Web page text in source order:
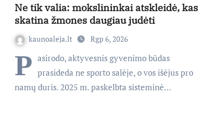
Ne tik valia: mokslininkai atskleidė, kas
skatina žmones daugiau judėti
kaunoaleja.lt Rgp 6, 2026
P asirodo, aktyvesnis gyvenimo būdas
prasideda ne sporto salėje, o vos išėjus pro
namų duris. 2025 m. paskelbta sisteminė…